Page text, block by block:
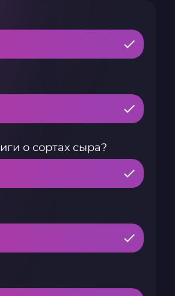
о сортах сыра?